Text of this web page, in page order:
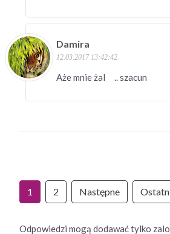
Damira
12.03.2017 13:42:42
Aże mnie żal .. szacun
1 2 Następne
Odpowiedzi mogą dodawać tylko